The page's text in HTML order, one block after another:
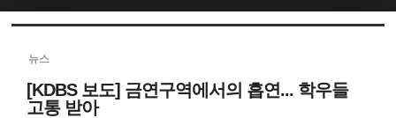
뉴스
[KDBS 보도] 금연구역에서의 흡연... 학우들
고통 받아
Sketchbook5, 스케치북5